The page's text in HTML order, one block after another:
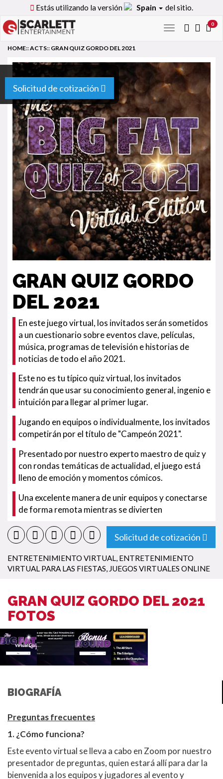
Estás utilizando la versión Spain del sitio.
Toggle
0
Solicitud de cotización
HOME::ACTS:: GRAN QUIZ GORDO DEL 2021
GRAN QUIZ GORDO
DEL 2021
En este juego virtual, los invitados serán sometidos
a un cuestionario sobre eventos clave, películas,
música, programas de televisión e historias de
noticias de todo el año 2021.
Este no es tu típico quiz virtual, los invitados
tendrán que usar su conocimiento general, ingenio e
intuición para llegar al primer lugar.
Jugando en equipos o individualmente, los invitados
competirán por el título de "Campeón 2021".
Presentado por nuestro experto maestro de quiz y
con rondas temáticas de actualidad, el juego está
lleno de emoción y momentos cómicos.
Una excelente manera de unir equipos y conectarse
de forma remota mientras se divierten
Solicitud de cotización
ENTRETENIMIENTO VIRTUAL, ENTRETENIMIENTO
VIRTUAL PARA LAS FIESTAS, JUEGOS VIRTUALES ONLINE
GRAN QUIZ GORDO DEL 2021
FOTOS
BIOGRAFÍA
Preguntas frecuentes
1. ¿Cómo funciona?
Este evento virtual se lleva a cabo en Zoom por nuestro
presentador de preguntas, quien estará allí para dar la
bienvenida a los equipos y jugadores al evento y